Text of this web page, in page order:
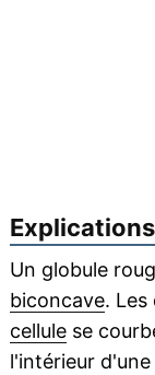
Explications
Un globule
biconcave. Les
cellulese
l'intérieur